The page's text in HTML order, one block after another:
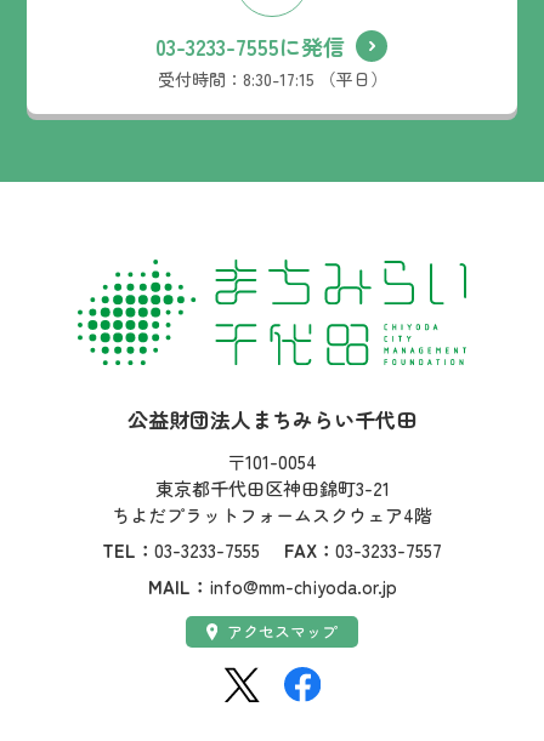
03-3233-7555に発信
受付時間： 8:30-17:15 （平日）
社名：
公益財団法人まちみらい千代田
住所：
〒101-0054
東京都千代田区神田錦町3-21
ちよだプラットフォームスクウェア4階
TEL： 03-3233-7555 FAX： 03-3233-7557
MAIL： info@mm-chiyoda.or.jp
アクセス：
アクセスマップ
SNS：